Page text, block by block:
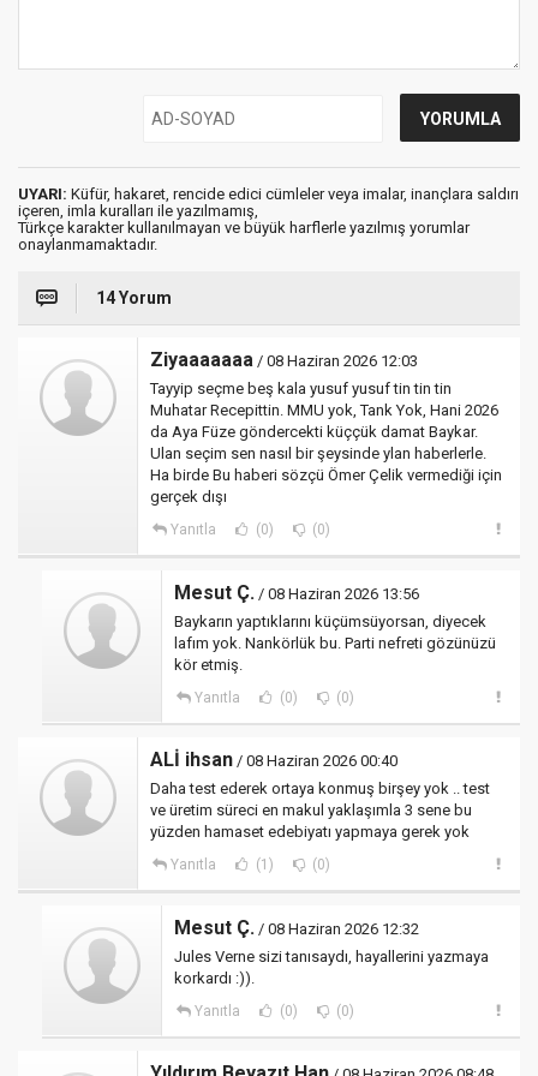
UYARI: Küfür, hakaret, rencide edici cümleler veya imalar, inançlara saldırı
içeren, imla kuralları ile yazılmamış,
Türkçe karakter kullanılmayan ve büyük harflerle yazılmış yorumlar
onaylanmamaktadır.
14 Yorum
Ziyaaaaaaa / 08 Haziran 2026 12:03
Tayyip seçme beş kala yusuf yusuf tin tin tin
Muhatar Recepittin. MMU yok, Tank Yok, Hani 2026
da Aya Füze göndercekti küççük damat Baykar.
Ulan seçim sen nasıl bir şeysinde ylan haberlerle.
Ha birde Bu haberi sözçü Ömer Çelik vermediği için
gerçek dışı
Yanıtla (0) (0)
Mesut Ç. / 08 Haziran 2026 13:56
Baykarın yaptıklarını küçümsüyorsan, diyecek
lafım yok. Nankörlük bu. Parti nefreti gözünüzü
kör etmiş.
Yanıtla (0) (0)
ALİ ihsan / 08 Haziran 2026 00:40
Daha test ederek ortaya konmuş birşey yok .. test
ve üretim süreci en makul yaklaşımla 3 sene bu
yüzden hamaset edebiyatı yapmaya gerek yok
Yanıtla (1) (0)
Mesut Ç. / 08 Haziran 2026 12:32
Jules Verne sizi tanısaydı, hayallerini yazmaya
korkardı :)).
Yanıtla (0) (0)